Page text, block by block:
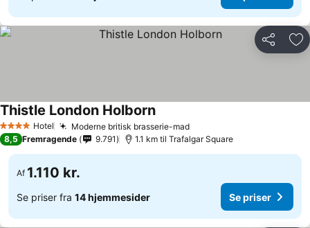
Del
4 StjernerHotel Moderne britisk brasserie-madSe priser
Thistle London HolbornSe priser
8,5 Fremragende 9.791 1.1 km til Trafalgar Square
Af 1.110 kr.
Se priser fra 14 hjemmesider Se priser